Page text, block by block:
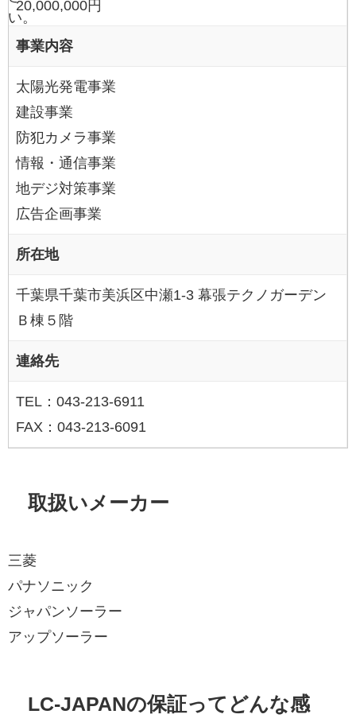
い。
20,000,000円
事業内容
太陽光発電事業
建設事業
防犯カメラ事業
情報・通信事業
地デジ対策事業
広告企画事業
所在地
千葉県千葉市美浜区中瀬1-3 幕張テクノガーデン
Ｂ棟５階
連絡先
TEL：043-213-6911
FAX：043-213-6091
取扱いメーカー
三菱
パナソニック
ジャパンソーラー
アップソーラー
LC-JAPANの保証ってどんな感